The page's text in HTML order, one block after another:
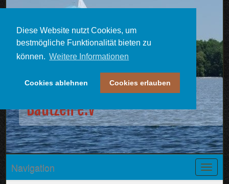
Diese Website nutzt Cookies, um
bestmögliche Funktionalität bieten zu
können. Weitere Informationen
Cookies ablehnen Cookies erlauben
Downloads | Seesportclub
Bautzen e.V
Toggle
Navigation